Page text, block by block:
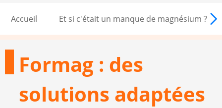
Accueil Et si c'était un manque de magnésium ?
Formag : des
solutions adaptées